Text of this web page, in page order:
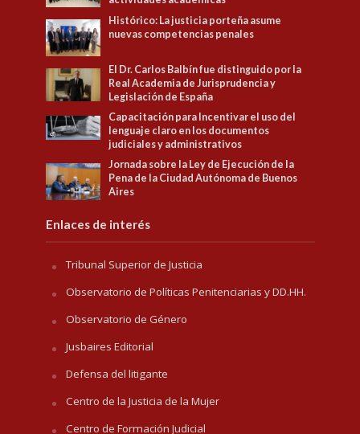
Histórico: La justicia porteña asume
nuevas competencias penales
El Dr. Carlos Balbín fue distinguido por la
Real Academia de Jurisprudencia y
Legislación de España
Capacitación para Incentivar el uso del
lenguaje claro en los documentos
judiciales y administrativos
Jornada sobre la Ley de Ejecución de la
Pena de la Ciudad Autónoma de Buenos
Aires
Enlaces de interés
Tribunal Superior de Justicia
Observatorio de Políticas Penitenciarias y DD.HH.
Observatorio de Género
Jusbaires Editorial
Defensa del litigante
Centro de la Justicia de la Mujer
Centro de Formación Judicial